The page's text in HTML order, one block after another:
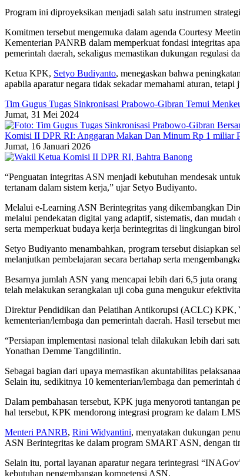
Program ini diproyeksikan menjadi salah satu instrumen
Komitmen tersebut mengemuka dalam agenda Courtesy
Kementerian PANRB dalam memperkuat fondasi integritas
pemerintah daerah, sekaligus memastikan dukungan regulasi
Ketua KPK, Setyo Budiyanto, menegaskan bahwa
apabila aparatur negara tidak sekadar memahami aturan,
Tim Gugus Tugas Sinkronisasi Prabowo-Gibran Temui
Jumat, 31 Mei 2024
Komisi II DPR RI: Anggaran Makan Dan Minum Rp 1 miliar
Jumat, 16 Januari 2026
“Penguatan integritas ASN menjadi kebutuhan mendesak
tertanam dalam sistem kerja,” ujar Setyo Budiyanto.
Melalui e-Learning ASN Berintegritas yang dikembangkan
melalui pendekatan digital yang adaptif, sistematis, dan
serta memperkuat budaya kerja berintegritas di lingkungan
Setyo Budiyanto menambahkan, program tersebut disiapkan
melanjutkan pembelajaran secara bertahap serta
Besarnya jumlah ASN yang mencapai lebih dari 6,5 juta
telah melakukan serangkaian uji coba guna mengukur
Direktur Pendidikan dan Pelatihan Antikorupsi (ACLC) KPK,
kementerian/lembaga dan pemerintah daerah. Hasil tersebut
“Persiapan implementasi nasional telah dilakukan lebih dari
Yonathan Demme Tangdilintin.
Sebagai bagian dari upaya memastikan akuntabilitas
Selain itu, sedikitnya 10 kementerian/lembaga dan
Dalam pembahasan tersebut, KPK juga menyoroti tantangan
hal tersebut, KPK mendorong integrasi program ke dalam
Menteri PANRB, Rini Widyantini, menyatakan dukungan
ASN Berintegritas ke dalam program SMART ASN, dengan
Selain itu, portal layanan aparatur negara terintegrasi
kebutuhan pengembangan kompetensi ASN.